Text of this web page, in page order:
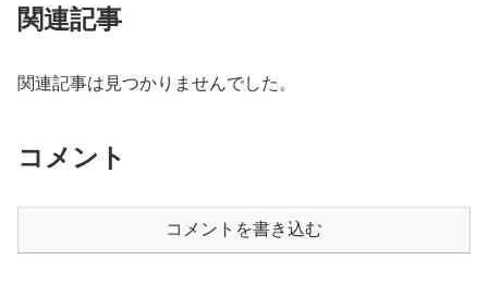
関連記事
関連記事は見つかりませんでした。
コメント
コメントを書き込む